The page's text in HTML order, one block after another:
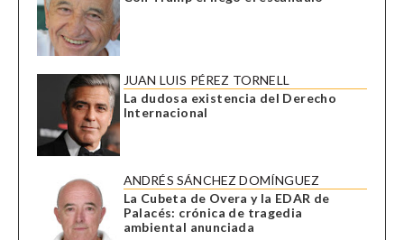
JUAN LUIS PÉREZ TORNELL
La dudosa existencia del Derecho
Internacional
ANDRÉS SÁNCHEZ DOMÍNGUEZ
La Cubeta de Overa y la EDAR de
Palacés: crónica de tragedia
ambiental anunciada